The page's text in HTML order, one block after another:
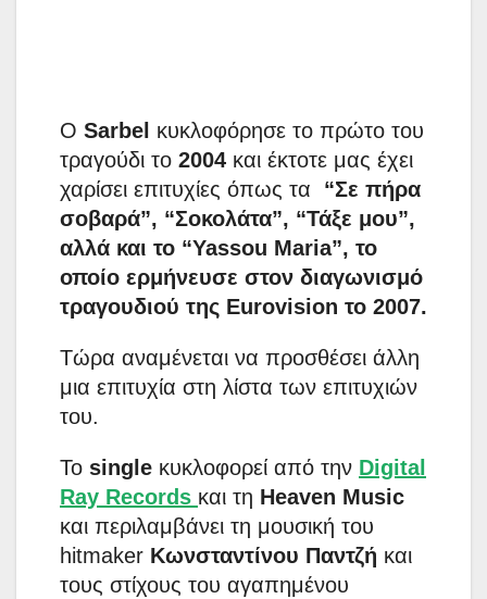
Ο Sarbel κυκλοφόρησε το πρώτο του
τραγούδι το 2004 και έκτοτε μας έχει
χαρίσει επιτυχίες όπως τα
“Σε πήρα
σοβαρά”, “Σοκολάτα”, “Τάξε μου”,
αλλά και το “Yassou Maria”, το
οποίο ερμήνευσε στον διαγωνισμό
τραγουδιού της Eurovision το 2007.
Τώρα αναμένεται να προσθέσει άλλη
μια επιτυχία στη λίστα των επιτυχιών
του.
Το single κυκλοφορεί από την Digital
Ray Records και τη Heaven Music
και περιλαμβάνει τη μουσική του
hitmaker Κωνσταντίνου Παντζή και
τους στίχους του αγαπημένου